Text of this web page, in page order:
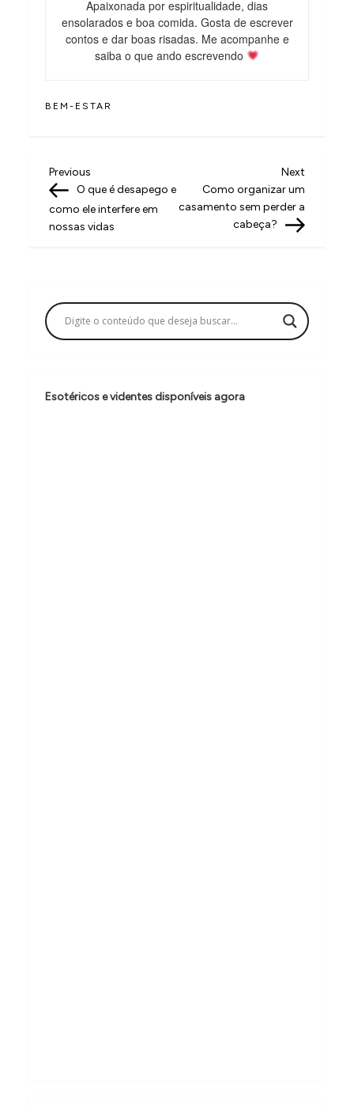
Apaixonada por espiritualidade, dias
ensolarados e boa comida. Gosta de escrever
contos e dar boas risadas. Me acompanhe e
saiba o que ando escrevendo
BEM-ESTAR
N
a
v
a
ç
o
d
Previous
Post
Previous
O que é desapego e
como ele interfere em
nossas vidas
Next
Post
Next
Como organizar um
casamento sem perder a
cabeça?
Esotéricos e videntes disponíveis agora